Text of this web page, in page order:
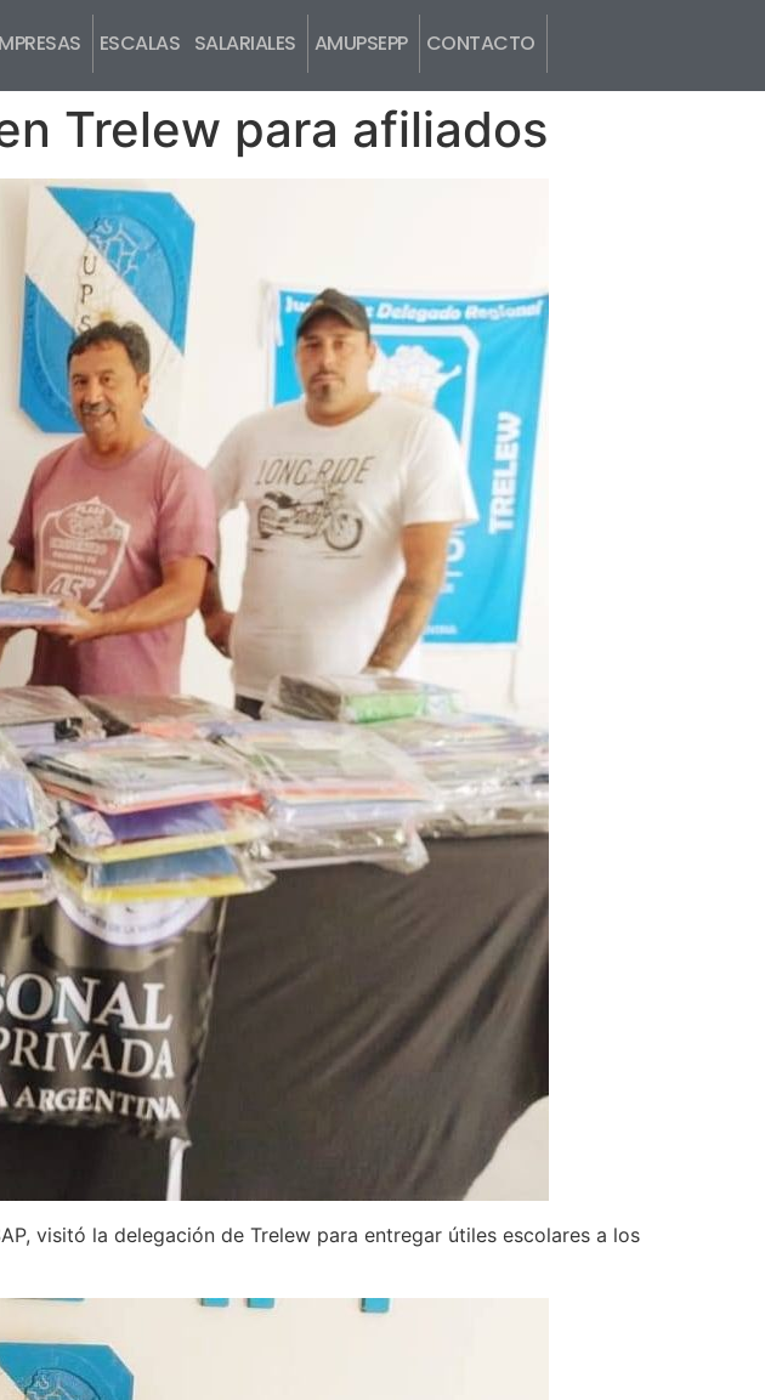
ESCALAS SALARIALES AMUPSEPP CONTACTO
Trelew para afiliados
visitó la delegación de Trelew para entregar útiles escolares a los